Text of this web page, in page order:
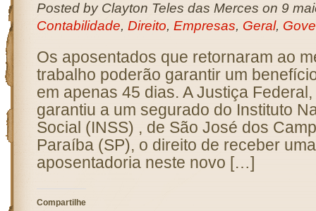
Posted by Clayton Teles das Merces on 9
Contabilidade, Direito, Empresas, Geral,
Os aposentados que retornaram ao
trabalho poderão garantir um
em apenas 45 dias. A Justiça
garantiu a um segurado do Instituto
Social (INSS) , de São José dos
Paraíba (SP), o direito de receber
aposentadoria neste novo […]
Compartilhe